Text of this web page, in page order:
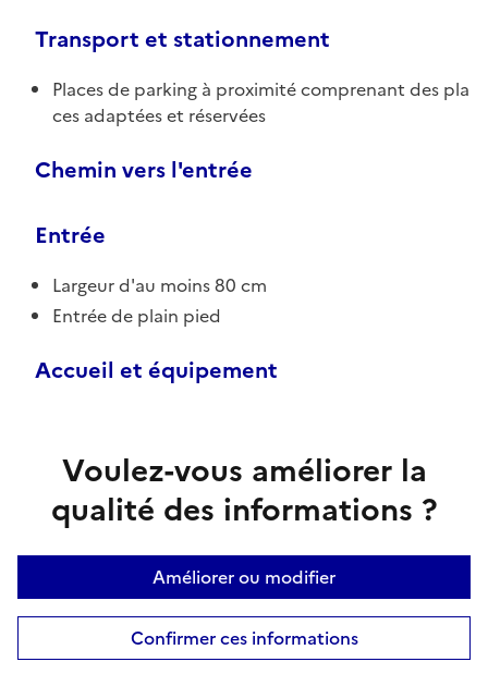
Transport et stationnement
Places de parking à proximité comprenant des pla
ces adaptées et réservées
Chemin vers l'entrée
Entrée
Largeur d'au moins 80 cm
Entrée de plain pied
Accueil et équipement
Voulez-vous améliorer la
qualité des informations ?
Améliorer ou modifier
Confirmer ces informations